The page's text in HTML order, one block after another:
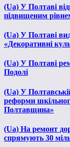
(Ua) У Полтаві
підвищеним
(Ua) У Полтаві
«Декоративні
(Ua) У Полтаві
Подолі
(Ua) У
реформи
Полтавщина»
(Ua) На ремонт
спрямують 30